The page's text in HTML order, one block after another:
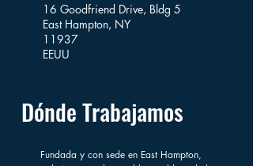
16 Goodfriend Drive, Bldg 5
East Hampton, NY
11937
EEUU
Dónde Trabajamos
Fundada y con sede en East Hampton,